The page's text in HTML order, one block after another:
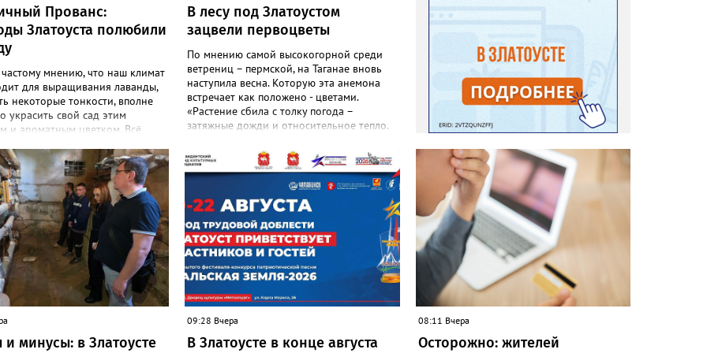
Прованс:
Златоуста полюбили
мнению, что наш климат
для выращивания лаванды,
некоторые тонкости, вполне
украсить свой сад этим
и ароматным цветком. Всё
лаванду за её особую эстетику
запах. «Златоуст.инфо» узнал
опыте местных дачниц. «Я
лаванду нежно-сиреневого
цвета из семян (на фото), -
«Златоуст.инфо» хозяйка
дома Екатерина Бойко. –
вдоль забора, потому что
цветок не любит. Вот уже
растет и радует меня. Соседи
аромат и до них
– получаются букеты и саше
Лаванда широко
В лесу под Златоустом
зацвели первоцветы
По мнению самой высокогорной среди
ветрениц – пермской, на Таганае вновь
наступила весна. Которую эта анемона
встречает как положено - цветами.
«Растение сбила с толку погода –
затяжные дожди и относительное тепло.
на этот стресс», - объяснили в
национальном парке. Там также
добавили: хотя нежные белые цветы и
украшают по-летнему зелёный лес, самой
ветренице такой «рецидив» пользы не
приносит, а наоборот, забирает силы
перед долгой зимовкой.
минусы: в Златоусте
09:28 Вчера
В Златоусте в конце августа
08:11 Вчера
Осторожно: жителей